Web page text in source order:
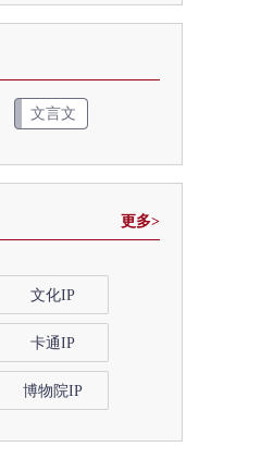
文言文
更多>
文化IP
卡通IP
博物院IP